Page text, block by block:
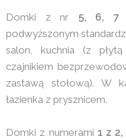
Domki z nr 5, 6, 7
podwyższonym
salon, kuchnia (z
czajnikiem
zastawą stołową). W
łazienka z prysznicem.
Domki z numerami 1 z